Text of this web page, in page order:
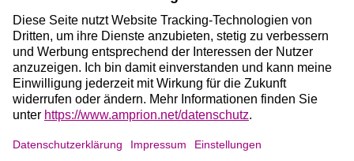
BeiStörungen an unseren Anlagen:
+49 800 490 4000
Social Media: